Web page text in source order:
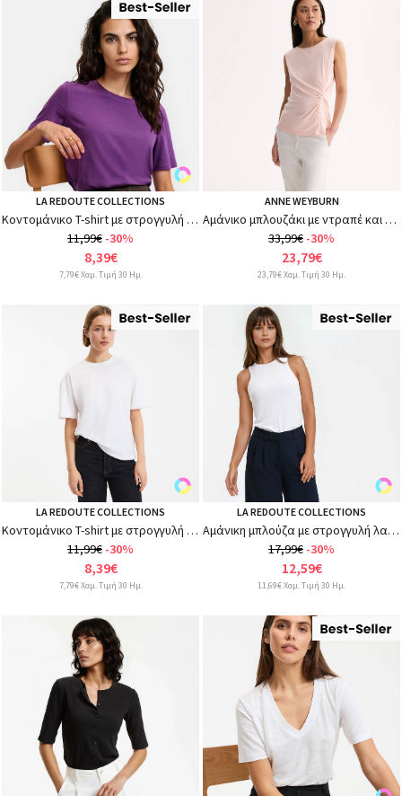
LA REDOUTE COLLECTIONS
Κοντομάνικο T-shirt με στρογγυλή λαιμόκοψη
11,99€ -30%
8,39€
7,79€ Χαμ. Τιμή 30 Ημ.
ANNE WEYBURN
Αμάνικο μπλουζάκι με ντραπέ και στρογγυλή λαιμόκοψη
33,99€ -30%
23,79€
23,79€ Χαμ. Τιμή 30 Ημ.
LA REDOUTE COLLECTIONS
Κοντομάνικο T-shirt με στρογγυλή λαιμόκοψη, Boyfriend
11,99€ -30%
8,39€
7,79€ Χαμ. Τιμή 30 Ημ.
LA REDOUTE COLLECTIONS
Αμάνικη μπλούζα με στρογγυλή λαιμόκοψη
17,99€ -30%
12,59€
11,69€ Χαμ. Τιμή 30 Ημ.